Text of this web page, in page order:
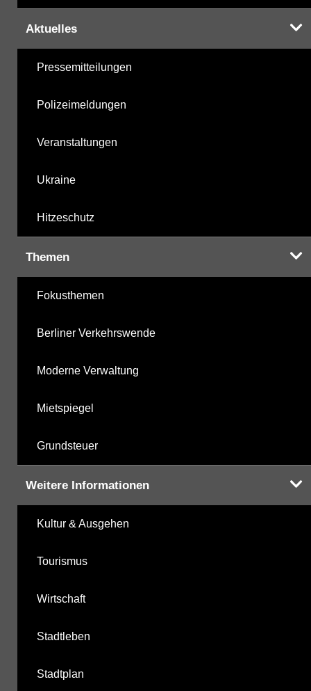
Aktuelles
Pressemitteilungen
Polizeimeldungen
Veranstaltungen
Ukraine
Hitzeschutz
Themen
Fokusthemen
Berliner Verkehrswende
Moderne Verwaltung
Mietspiegel
Grundsteuer
Weitere Informationen
Kultur & Ausgehen
Tourismus
Wirtschaft
Stadtleben
Stadtplan